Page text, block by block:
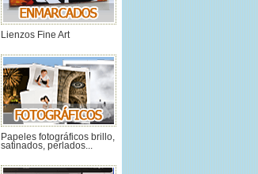
Lienzos Fine Art
Papeles fotográficos brillo,
satinados, perlados...